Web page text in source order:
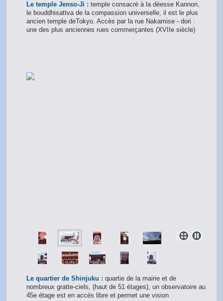
Le temple Jenso-Ji : temple consacré à la déesse Kannon,
le bouddhisattva de la compassion universelle, il est le plus
ancien temple deTokyo. Accès par la rue Nakamise - dori :
une des plus anciennes rues commerçantes (XVIIe siècle)
Le quartier de Shinjuku : quartie de la mairie et de
nombreux gratte-ciels, (haut de 51 étages), un observatoire au
45e étage est en accès libre et permet une vision